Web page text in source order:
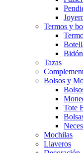
Termos y
Bidón
Tazas
Bolsos y
Tote
Mochilas
Llaveros